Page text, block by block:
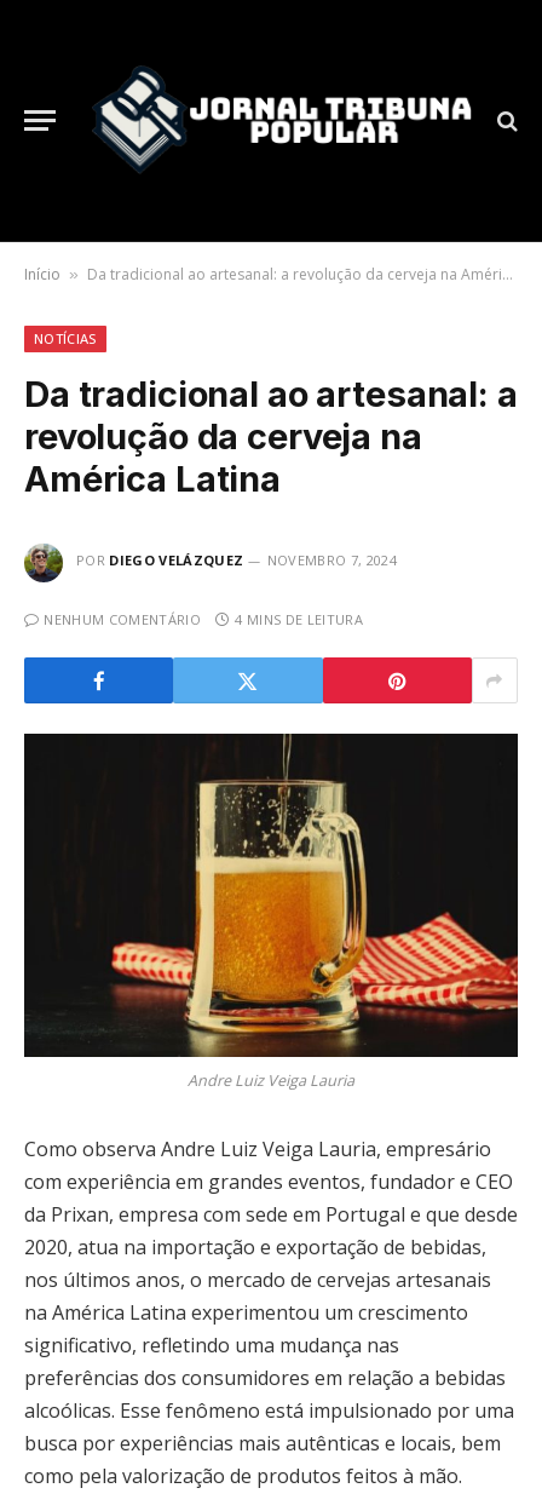
Início » Da tradicional ao artesanal: a revolução da cerveja na América Latina
NOTÍCIAS
Da tradicional ao artesanal: a
revolução da cerveja na
América Latina
POR DIEGO VELÁZQUEZ NOVEMBRO 7, 2024
NENHUM COMENTÁRIO 4 MINS DE LEITURA
Andre Luiz Veiga Lauria
Como observa Andre Luiz Veiga Lauria, empresário
com experiência em grandes eventos, fundador e CEO
da Prixan, empresa com sede em Portugal e que desde
2020, atua na importação e exportação de bebidas,
nos últimos anos, o mercado de cervejas artesanais
na América Latina experimentou um crescimento
significativo, refletindo uma mudança nas
preferências dos consumidores em relação a bebidas
alcoólicas. Esse fenômeno está impulsionado por uma
busca por experiências mais autênticas e locais, bem
como pela valorização de produtos feitos à mão.